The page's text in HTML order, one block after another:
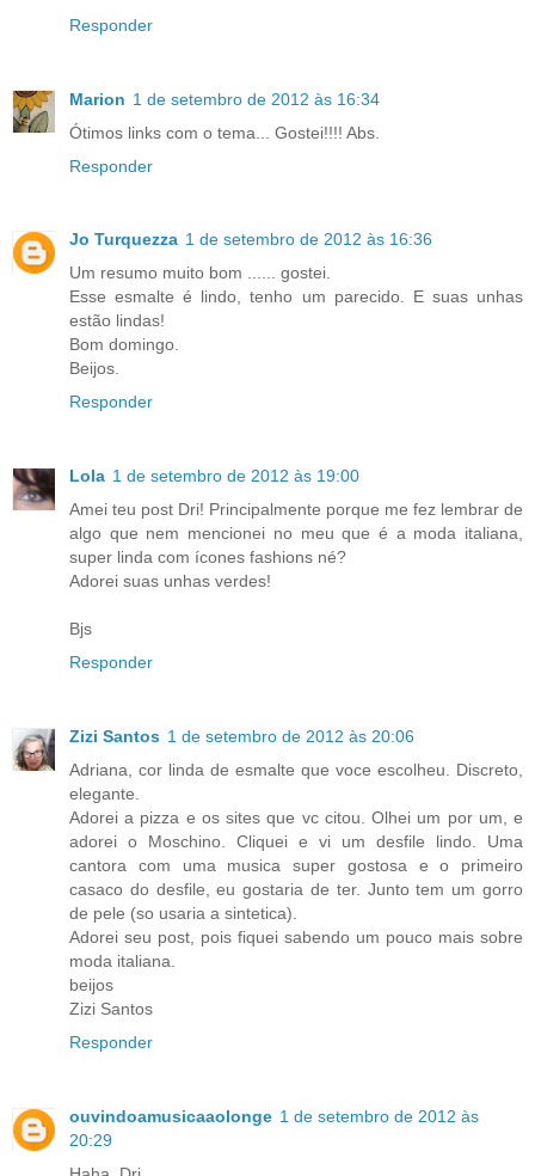
Responder
Marion 1 de setembro de 2012 às 16:34
Ótimos links com o tema... Gostei!!!! Abs.
Responder
Jo Turquezza 1 de setembro de 2012 às 16:36
Um resumo muito bom ...... gostei.
Esse esmalte é lindo, tenho um parecido. E suas unhas
estão lindas!
Bom domingo.
Beijos.
Responder
Lola 1 de setembro de 2012 às 19:00
Amei teu post Dri! Principalmente porque me fez lembrar de
algo que nem mencionei no meu que é a moda italiana,
super linda com ícones fashions né?
Adorei suas unhas verdes!
Bjs
Responder
Zizi Santos 1 de setembro de 2012 às 20:06
Adriana, cor linda de esmalte que voce escolheu. Discreto,
elegante.
Adorei a pizza e os sites que vc citou. Olhei um por um, e
adorei o Moschino. Cliquei e vi um desfile lindo. Uma
cantora com uma musica super gostosa e o primeiro
casaco do desfile, eu gostaria de ter. Junto tem um gorro
de pele (so usaria a sintetica).
Adorei seu post, pois fiquei sabendo um pouco mais sobre
moda italiana.
beijos
Zizi Santos
Responder
ouvindoamusicaaolonge 1 de setembro de 2012 às
20:29